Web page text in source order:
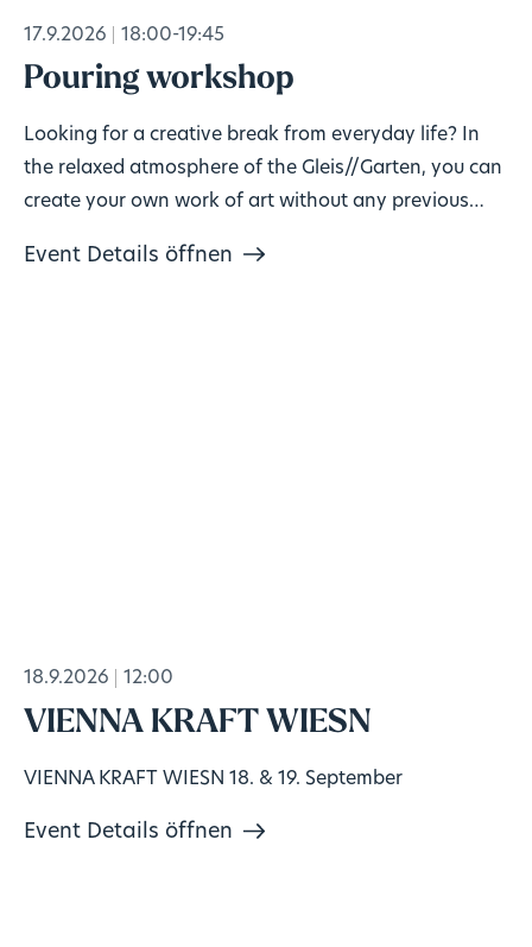
17.9.2026 18:00-19:45
Pouring workshop
Looking for a creative break from everyday life? In
the relaxed atmosphere of the Gleis//Garten, you can
create your own work of art without any previous
Event Details öffnen
18.9.2026 12:00
VIENNA KRAFT WIESN
VIENNA KRAFT WIESN 18. & 19. September
Event Details öffnen